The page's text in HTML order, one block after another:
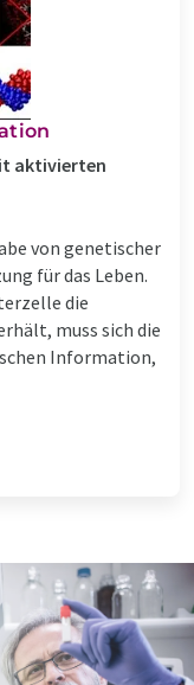
aktivierten
von genetischer
für das Leben.
die
muss sich die
Information,